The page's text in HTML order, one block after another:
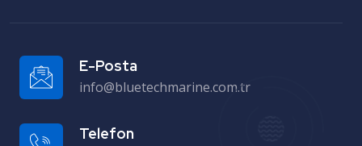
E-Posta
info@bluetechmarine.com.tr
Telefon